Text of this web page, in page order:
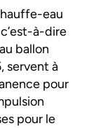
eau
à-dire
ballon
servent à
pour
pour le